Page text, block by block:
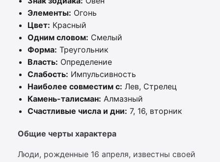
Элементы: Огонь
Цвет: Красный
Одним словом: Смелый
Форма: Треугольник
Власть: Определение
Слабость: Импульсивность
Наиболее совместим с: Лев, Стрелец
Камень-талисман: Алмазный
Счастливые числа и дни: 7, 16, вторник
Общие черты характера
Люди, рожденные 16 апреля, известны своей